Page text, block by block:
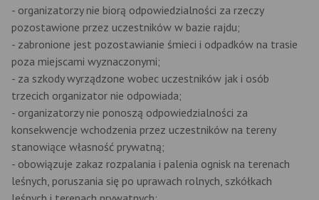
- organizatorzy nie biorą odpowiedzialności za rzeczy
pozostawione przez uczestników w bazie rajdu;
- zabronione jest pozostawianie śmieci i odpadków na trasie
poza miejscami wyznaczonymi;
- za szkody wyrządzone wobec uczestników jak i osób
trzecich organizator nie odpowiada;
- organizatorzy nie ponoszą odpowiedzialności za
konsekwencje wchodzenia przez uczestników na tereny
stanowiące własność prywatną;
- obowiązuje zakaz rozpalania i palenia ognisk na terenach
leśnych, poruszania się po uprawach rolnych, szkółkach